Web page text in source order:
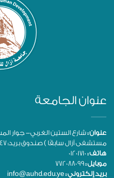
عنوان الجامعة
عنوان :شارع الستين الغربي- جوار
مستشفى آزال سابقًا ) صندوق بريد: 447
هاتف :
موبايل :
بريد إلكتروني :